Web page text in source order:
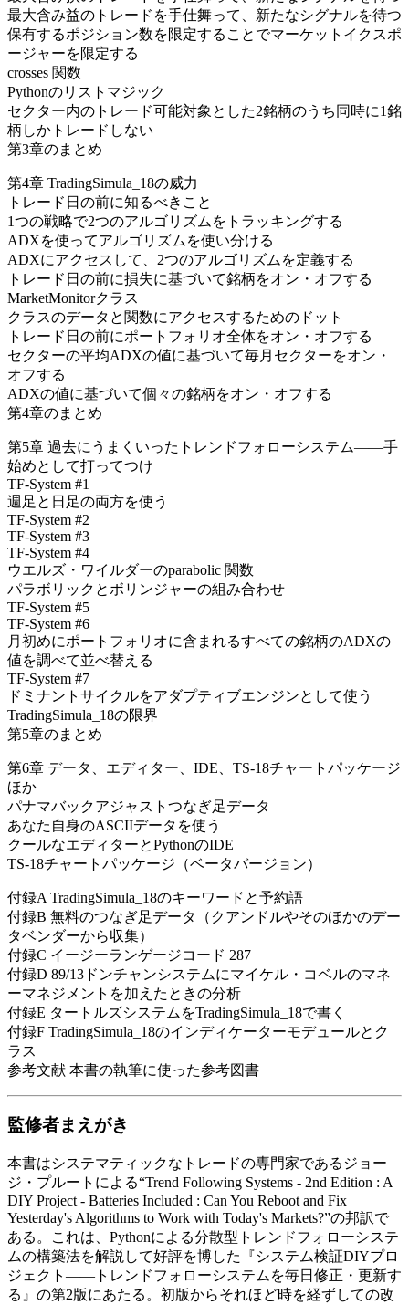
最大含み益のトレードを手仕舞って、新たなシグナルを待つ
保有するポジション数を限定することでマーケットイクスポ
ージャーを限定する
crosses 関数
Pythonのリストマジック
セクター内のトレード可能対象とした2銘柄のうち同時に1銘
柄しかトレードしない
第3章のまとめ
第4章 TradingSimula_18の威力
トレード日の前に知るべきこと
1つの戦略で2つのアルゴリズムをトラッキングする
ADXを使ってアルゴリズムを使い分ける
ADXにアクセスして、2つのアルゴリズムを定義する
トレード日の前に損失に基づいて銘柄をオン・オフする
MarketMonitorクラス
クラスのデータと関数にアクセスするためのドット
トレード日の前にポートフォリオ全体をオン・オフする
セクターの平均ADXの値に基づいて毎月セクターをオン・
オフする
ADXの値に基づいて個々の銘柄をオン・オフする
第4章のまとめ
第5章 過去にうまくいったトレンドフォローシステム――手
始めとして打ってつけ
TF-System #1
週足と日足の両方を使う
TF-System #2
TF-System #3
TF-System #4
ウエルズ・ワイルダーのparabolic 関数
パラボリックとボリンジャーの組み合わせ
TF-System #5
TF-System #6
月初めにポートフォリオに含まれるすべての銘柄のADXの
値を調べて並べ替える
TF-System #7
ドミナントサイクルをアダプティブエンジンとして使う
TradingSimula_18の限界
第5章のまとめ
第6章 データ、エディター、IDE、TS-18チャートパッケージ
ほか
パナマバックアジャストつなぎ足データ
あなた自身のASCIIデータを使う
クールなエディターとPythonのIDE
TS-18チャートパッケージ（ベータバージョン）
付録A TradingSimula_18のキーワードと予約語
付録B 無料のつなぎ足データ（クアンドルやそのほかのデー
タベンダーから収集）
付録C イージーランゲージコード 287
付録D 89/13ドンチャンシステムにマイケル・コベルのマネ
ーマネジメントを加えたときの分析
付録E タートルズシステムをTradingSimula_18で書く
付録F TradingSimula_18のインディケーターモデュールとク
ラス
参考文献 本書の執筆に使った参考図書
監修者まえがき
本書はシステマティックなトレードの専門家であるジョー
ジ・プルートによる“Trend Following Systems - 2nd Edition : A
DIY Project - Batteries Included : Can You Reboot and Fix
Yesterday's Algorithms to Work with Today's Markets?”の邦訳で
ある。これは、Pythonによる分散型トレンドフォローシステ
ムの構築法を解説して好評を博した『システム検証DIYプロ
ジェクト――トレンドフォローシステムを毎日修正・更新す
る』の第2版にあたる。初版からそれほど時を経ずしての改